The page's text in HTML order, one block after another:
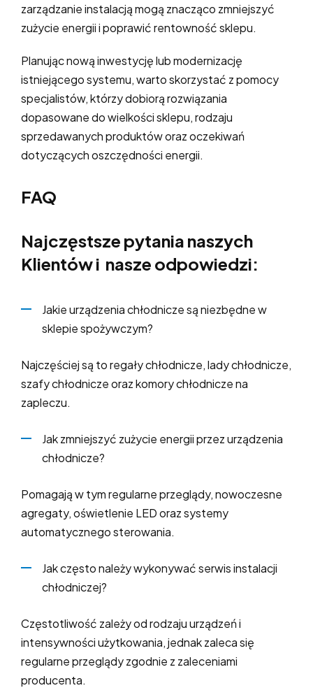
zarządzanie instalacją mogą znacząco zmniejszyć
zużycie energii i poprawić rentowność sklepu.
Planując nową inwestycję lub modernizację
istniejącego systemu, warto skorzystać z pomocy
specjalistów, którzy dobiorą rozwiązania
dopasowane do wielkości sklepu, rodzaju
sprzedawanych produktów oraz oczekiwań
dotyczących oszczędności energii.
FAQ
Najczęstsze pytania naszych
Klientów i nasze odpowiedzi:
Jakie urządzenia chłodnicze są niezbędne w
sklepie spożywczym?
Najczęściej są to regały chłodnicze, lady chłodnicze,
szafy chłodnicze oraz komory chłodnicze na
zapleczu.
Jak zmniejszyć zużycie energii przez urządzenia
chłodnicze?
Pomagają w tym regularne przeglądy, nowoczesne
agregaty, oświetlenie LED oraz systemy
automatycznego sterowania.
Jak często należy wykonywać serwis instalacji
chłodniczej?
Częstotliwość zależy od rodzaju urządzeń i
intensywności użytkowania, jednak zaleca się
regularne przeglądy zgodnie z zaleceniami
producenta.